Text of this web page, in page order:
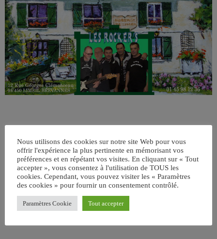
ÉCRIT PAR: ADMIN
email
Nous utilisons des cookies sur notre site Web pour vous
offrir l'expérience la plus pertinente en mémorisant vos
préférences et en répétant vos visites. En cliquant sur « Tout
accepter », vous consentez à l'utilisation de TOUS les
cookies. Cependant, vous pouvez visiter les « Paramètres
des cookies » pour fournir un consentement contrôlé.
Paramètres Cookie Tout accepter